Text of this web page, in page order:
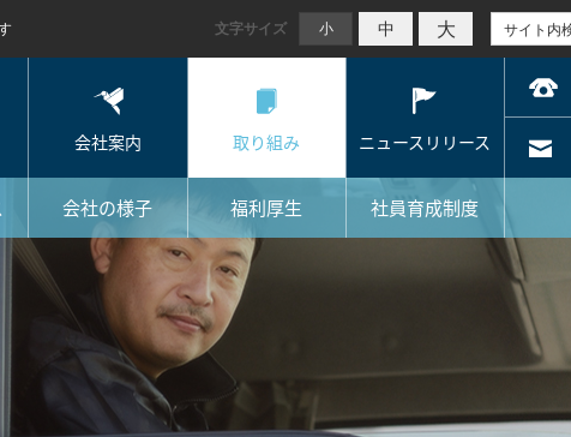
文字サイズ 小 中 大
会社案内 取り組み ニュースリリース
会社の様子 福利厚生 社員育成制度